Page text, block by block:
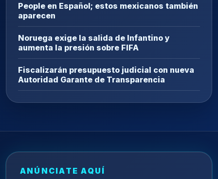
People en Español; estos mexicanos también
aparecen
Noruega exige la salida de Infantino y
aumenta la presión sobre FIFA
Fiscalizarán presupuesto judicial con nueva
Autoridad Garante de Transparencia
ANÚNCIATE AQUÍ